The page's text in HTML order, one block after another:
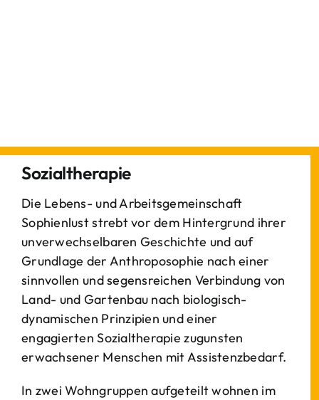
Sozialtherapie
Die Lebens- und Arbeitsgemeinschaft
Sophienlust strebt vor dem Hintergrund ihrer
unverwechselbaren Geschichte und auf
Grundlage der Anthroposophie nach einer
sinnvollen und segensreichen Verbindung von
Land- und Gartenbau nach biologisch-
dynamischen Prinzipien und einer
engagierten Sozialtherapie zugunsten
erwachsener Menschen mit Assistenzbedarf.
In zwei Wohngruppen aufgeteilt wohnen im